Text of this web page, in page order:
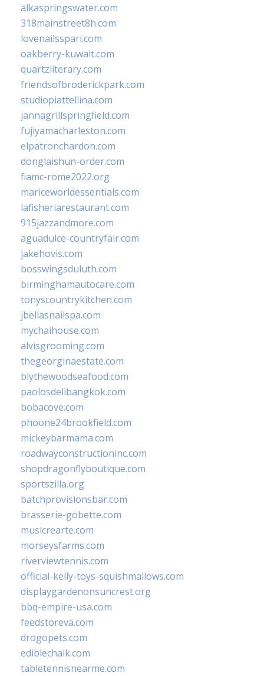
alkaspringswater.com
318mainstreet8h.com
lovenailsspari.com
oakberry-kuwait.com
quartzliterary.com
friendsofbroderickpark.com
studiopiattellina.com
jannagrillspringfield.com
fujiyamacharleston.com
elpatronchardon.com
donglaishun-order.com
fiamc-rome2022.org
mariceworldessentials.com
lafisheriarestaurant.com
915jazzandmore.com
aguadulce-countryfair.com
jakehovis.com
bosswingsduluth.com
birminghamautocare.com
tonyscountrykitchen.com
jbellasnailspa.com
mychaihouse.com
alvisgrooming.com
thegeorginaestate.com
blythewoodseafood.com
paolosdelibangkok.com
bobacove.com
phoone24brookfield.com
mickeybarmama.com
roadwayconstructioninc.com
shopdragonflyboutique.com
sportszilla.org
batchprovisionsbar.com
brasserie-gobette.com
musicrearte.com
morseysfarms.com
riverviewtennis.com
official-kelly-toys-squishmallows.com
displaygardenonsuncrest.org
bbq-empire-usa.com
feedstoreva.com
drogopets.com
ediblechalk.com
tabletennisnearme.com